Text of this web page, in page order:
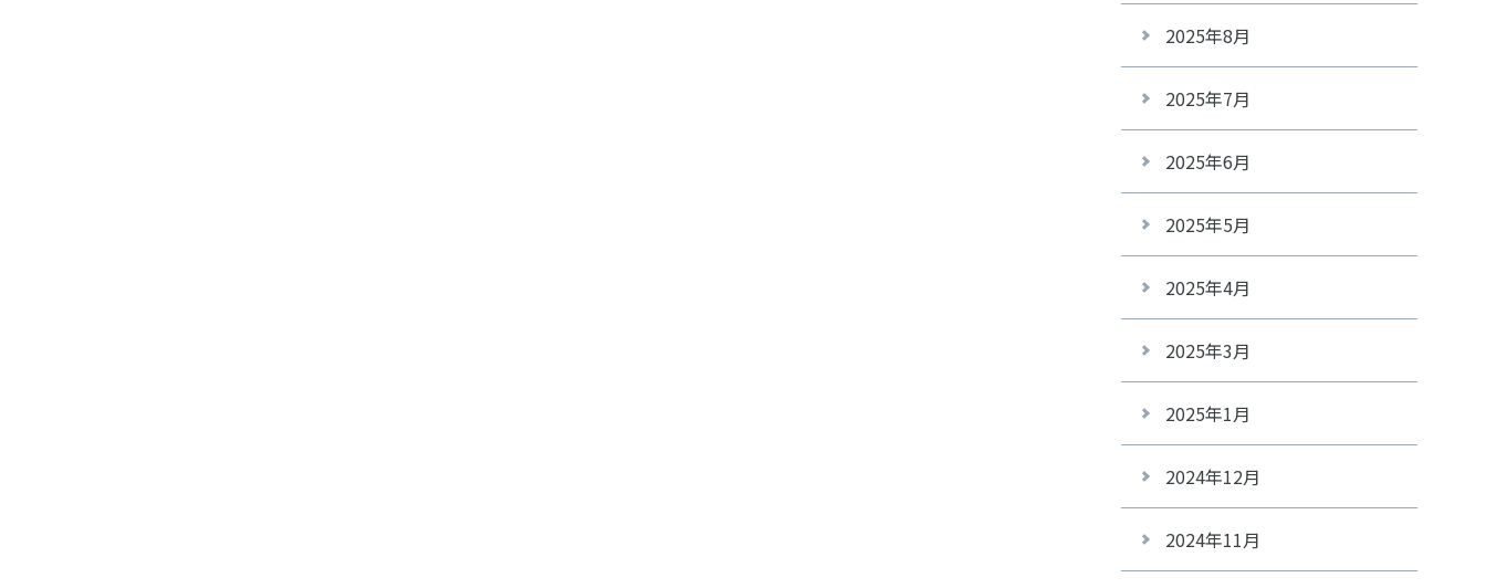
2025年8月
2025年7月
2025年6月
2025年5月
2025年4月
2025年3月
2025年1月
2024年12月
2024年11月